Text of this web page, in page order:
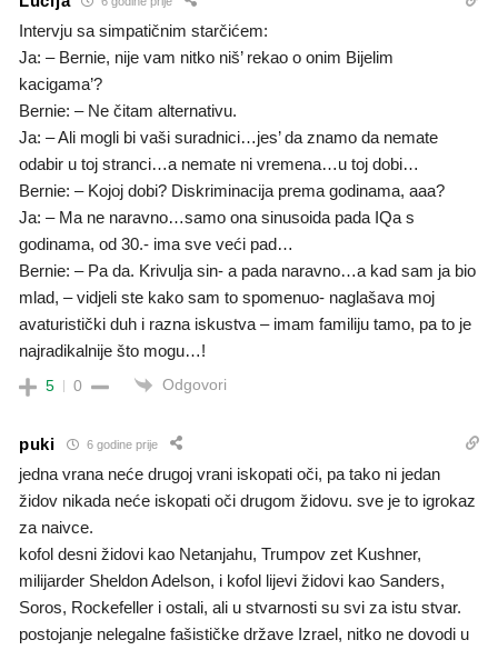
Intervju sa simpatičnim starčićem:
Ja: – Bernie, nije vam nitko niš’ rekao o onim Bijelim
kacigama’?
Bernie: – Ne čitam alternativu.
Ja: – Ali mogli bi vaši suradnici…jes’ da znamo da nemate
odabir u toj stranci…a nemate ni vremena…u toj dobi…
Bernie: – Kojoj dobi? Diskriminacija prema godinama, aaa?
Ja: – Ma ne naravno…samo ona sinusoida pada IQa s
godinama, od 30.- ima sve veći pad…
Bernie: – Pa da. Krivulja sin- a pada naravno…a kad sam ja bio
mlad, – vidjeli ste kako sam to spomenuo- naglašava moj
avaturistički duh i razna iskustva – imam familiju tamo, pa to je
najradikalnije što mogu…!
5 0 Odgovori
puki 6 godine prije
jedna vrana neće drugoj vrani iskopati oči, pa tako ni jedan
židov nikada neće iskopati oči drugom židovu. sve je to igrokaz
za naivce.
kofol desni židovi kao Netanjahu, Trumpov zet Kushner,
milijarder Sheldon Adelson, i kofol lijevi židovi kao Sanders,
Soros, Rockefeller i ostali, ali u stvarnosti su svi za istu stvar.
postojanje nelegalne fašističke države Izrael, nitko ne dovodi u